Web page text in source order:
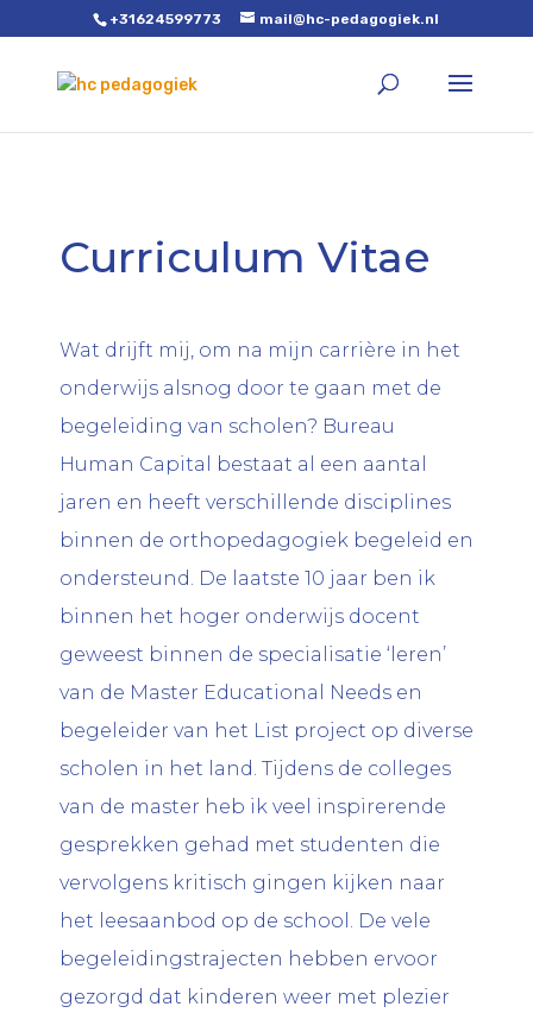
+31624599773 mail@hc-pedagogiek.nl
Curriculum Vitae
Wat drijft mij, om na mijn carrière in het
onderwijs alsnog door te gaan met de
begeleiding van scholen? Bureau
Human Capital bestaat al een aantal
jaren en heeft verschillende disciplines
binnen de orthopedagogiek begeleid en
ondersteund. De laatste 10 jaar ben ik
binnen het hoger onderwijs docent
geweest binnen de specialisatie ‘leren’
van de Master Educational Needs en
begeleider van het List project op diverse
scholen in het land. Tijdens de colleges
van de master heb ik veel inspirerende
gesprekken gehad met studenten die
vervolgens kritisch gingen kijken naar
het leesaanbod op de school. De vele
begeleidingstrajecten hebben ervoor
gezorgd dat kinderen weer met plezier